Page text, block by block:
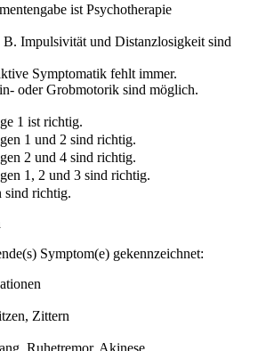
ist Psychotherapie
B. Impulsivität und Distanzlosigkeit sind
Symptomatik fehlt immer.
oder Grobmotorik sind möglich.
1 ist richtig.
1 und 2 sind richtig.
2 und 4 sind richtig.
1, 2 und 3 sind richtig.
sind richtig.
Symptom(e) gekennzeichnet:
Zittern
Ruhetremor, Akinese